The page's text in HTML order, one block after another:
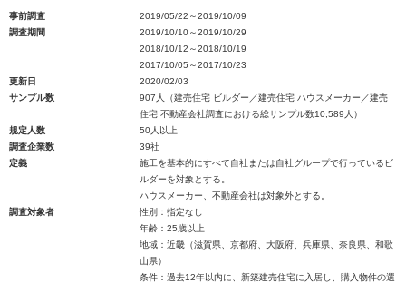
事前調査
2019/05/22～2019/10/09
調査期間
2019/10/10～2019/10/29
2018/10/12～2018/10/19
2017/10/05～2017/10/23
更新日
2020/02/03
サンプル数
907人（建売住宅 ビルダー／建売住宅 ハウスメーカー／建売
住宅 不動産会社調査における総サンプル数10,589人）
規定人数
50人以上
調査企業数
39社
定義
施工を基本的にすべて自社または自社グループで行っているビ
ルダーを対象とする。
ハウスメーカー、不動産会社は対象外とする。
調査対象者
性別：指定なし
年齢：25歳以上
地域：近畿（滋賀県、京都府、大阪府、兵庫県、奈良県、和歌
山県）
条件：過去12年以内に、新築建売住宅に入居し、購入物件の選